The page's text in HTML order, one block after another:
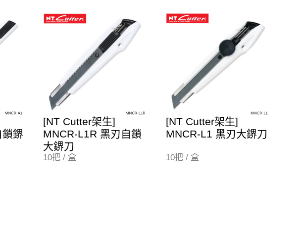
鎅
[NT Cutter架生]
MNCR-L1R 黑刃自鎖
大鎅刀
10把 / 盒
[NT Cutter架生]
MNCR-L1 黑刃大鎅刀
10把 / 盒